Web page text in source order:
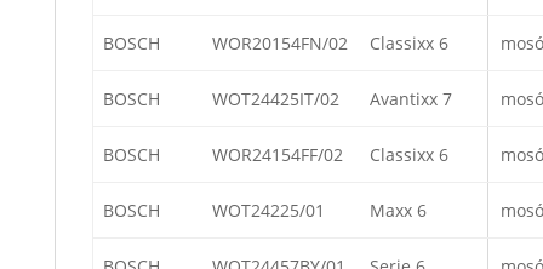
BOSCH WOR20154FN/02 Classixx 6
BOSCH WOT24425IT/02 Avantixx 7
BOSCH WOR24154FF/02 Classixx 6
BOSCH WOT24225/01 Maxx 6